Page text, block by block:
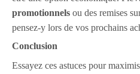
promotionnels ou des remises
pensez-y lors de vos prochains
Conclusion
Essayez ces astuces pour